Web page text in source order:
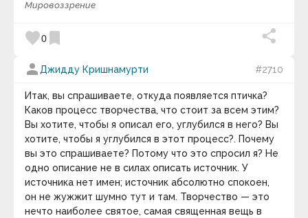
Адам Франк
Адриана Трижиани
Азим Премджи
Алан Брэдли
Алан Малалли
Алекс Фергюсен
Александр Блок
Александр Васильевич Круглов
Александр Васильевич Суворов
Александр Владимирович Виленкин
Александр Вяземка
Александр Гарриевич Круглов
Александр Герцен
Александр Григорьевич Асмолов
Мировоззрение
favorite0 bookmark
person Джидду Кришнамурти #2710
Итак, вы спрашиваете, откуда появляется птичка?
Каков процесс творчества, что стоит за всем этим?
Вы хотите, чтобы я описал его, углубился в него? Вы
хотите, чтобы я углубился в этот процесс?. Почему
вы это спрашиваете? Потому что это спросил я? Не
одно описание не в силах описать источник. У
источника нет имен; источник абсолютно спокоен,
он не жужжит шумно тут и там. Творчество — это
нечто наиболее святое, самая священная вещь в
человека, некие правила, которыми
Мораль .Нормы морали
Прикладная этика.Нравы.Социальное
поведение.Социальные нормы.
keyboard_arrow_down
Видео дня